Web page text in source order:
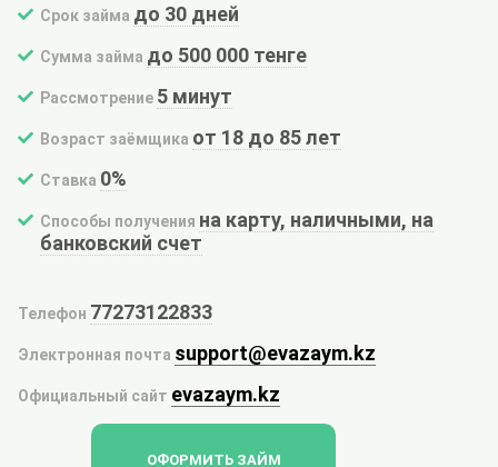
Срок займа до 30 дней
Сумма займа до 500 000 тенге
Рассмотрение 5 минут
Возраст заёмщика от 18 до 85 лет
Ставка 0%
Способы получения на карту, наличными, на
банковский счет
Телефон 77273122833
Электронная почта support@evazaym.kz
Официальный сайт evazaym.kz
ОФОРМИТЬ ЗАЙМ